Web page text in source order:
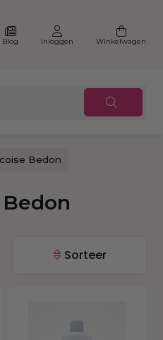
Blog Inloggen Winkelwagen
Bedon
Sorteer